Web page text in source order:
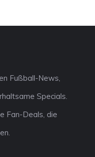
Fußball-News,
Specials.
Fan-Deals, die